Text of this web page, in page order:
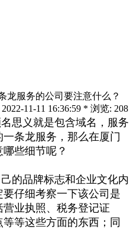
龙服务的公司要注意什么？
11-11 16:36:59 * 浏览: 208
思义就是包含域名，服务
条龙服务，那么在厦门
些细节呢？
的品牌标志和企业文化内
仔细考察一下该公司是
业执照、税务登记证
等这些方面的东西；同